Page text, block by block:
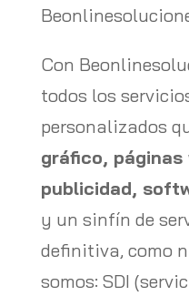
Con
todos los
personalizados
gráfico, páginas
publicidad,
y un sinfín de
definitiva, como
somos: SDI